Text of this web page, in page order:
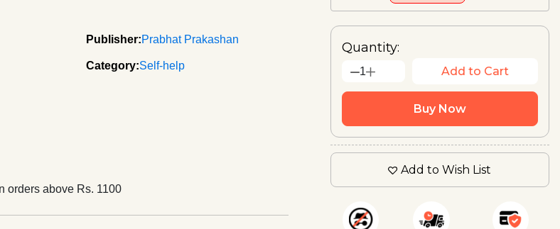
Publisher:Prabhat Prakashan
Category:Self-help
orders above Rs. 1100
Quantity:
1 Add to Cart
Buy Now
Add to Wish List